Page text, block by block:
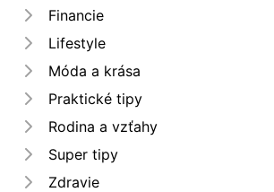
Financie
Lifestyle
Móda a krása
Praktické tipy
Rodina a vzťahy
Super tipy
Zdravie